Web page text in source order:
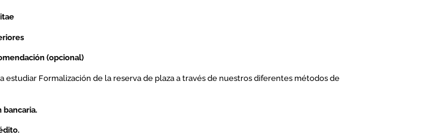
(opcional)
estudiar Formalización de la reserva de plaza a través de nuestros diferentes métodos de
bancaria.